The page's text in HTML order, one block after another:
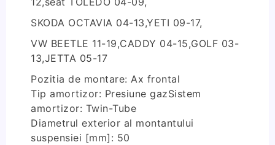
SKODA OCTAVIA 04-13,YETI 09-17,
VW BEETLE 11-19,CADDY 04-15,GOLF 03-
13,JETTA 05-17
Pozitia de montare: Ax frontal
Tip amortizor: Presiune gazSistem
amortizor: Twin-Tube
Diametrul exterior al montantului
suspensiei [mm]: 50